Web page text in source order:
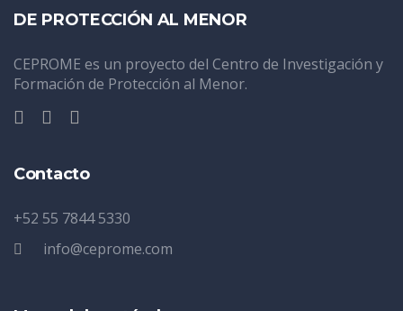
DE PROTECCIÓN AL MENOR
CEPROME es un proyecto del Centro de Investigación y
Formación de Protección al Menor.
Contacto
+52 55 7844 5330
info@ceprome.com